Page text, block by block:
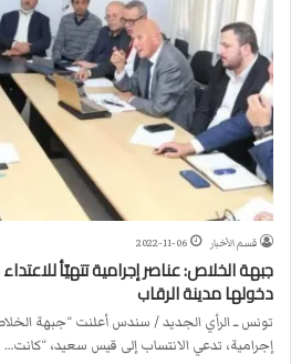
قسم الأخبار 2022-11-06
جبهة الخلاص: عناصر إجرامية تتهيّأ
دخولها مدينة الرقاب
تونس ــ الرأي الجديد / سندس أعلنت “جبهة
إجرامية، تدعي الانتساب إلى قيس سعيد، “كانت…